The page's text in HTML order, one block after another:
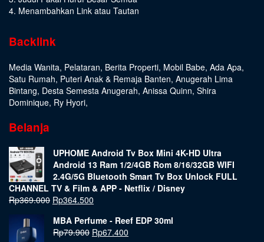
4. Menambahkan Link atau Tautan
Backlink
Media Wanita, Pelataran, Berita Properti, Mobil Babe, Ada Apa,
Satu Rumah, Puteri Anak & Remaja Banten, Anugerah Lima
Bintang, Desta Semesta Anugerah, Anissa Quinn, Shira
Dominique, Ry Hyori,
Belanja
UPHOME Android Tv Box Mini 4K-HD Ultra
Android 13 Ram 1/2/4GB Rom 8/16/32GB WIFI
2.4G/5G Bluetooth Smart Tv Box Unlock FULL
CHANNEL TV & Film & APP - Netflix / Disney
Rp369.000 Rp364.500
MBA Perfume - Reef EDP 30ml
Rp79.900 Rp67.400